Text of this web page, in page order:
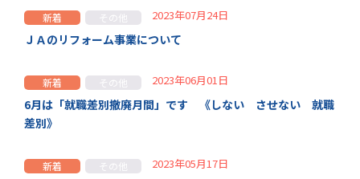
新着 その他 2023年07月24日
ＪＡのリフォーム事業について
新着 その他 2023年06月01日
6月は「就職差別撤廃月間」です 《しない させない 就職
差別》
新着 その他 2023年05月17日